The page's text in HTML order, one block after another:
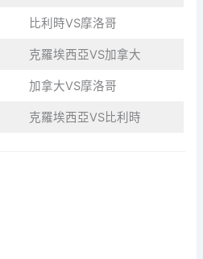
比利時VS摩洛哥
克羅埃西亞VS加拿大
加拿大VS摩洛哥
克羅埃西亞VS比利時